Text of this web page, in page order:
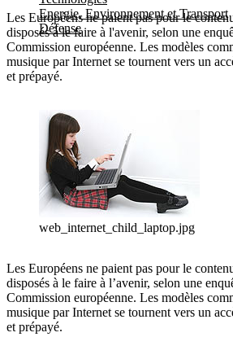
Energie, Environnement et Transport
Défense
Les Européens ne paient pas pour le
disposés à le faire à l'avenir, selon une
Commission européenne. Les modèles
musique par Internet se tournent vers un
et prépayé.
web_internet_child_laptop.jpg
Les Européens ne paient pas pour le
disposés à le faire à l’avenir, selon une
Commission européenne. Les modèles
musique par Internet se tournent vers un
et prépayé.